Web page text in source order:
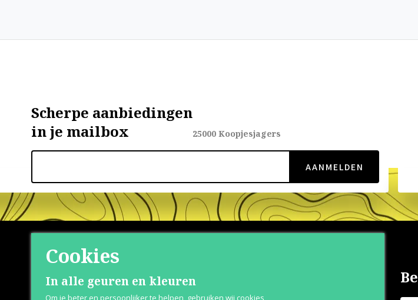
Scherpe aanbiedingen
in je mailbox
25000 Koopjesjagers
AANMELDEN
Shop
Cookies
In alle geuren en kleuren
Om je beter en persoonlijker te helpen, gebruiken wij cookies